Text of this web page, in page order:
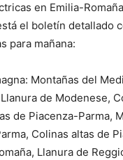
en Emilia-
el boletín detallado
para mañana:
Montañas del
de Modenese,
de Piacenza-Parma,
Colinas altas de
Llanura de